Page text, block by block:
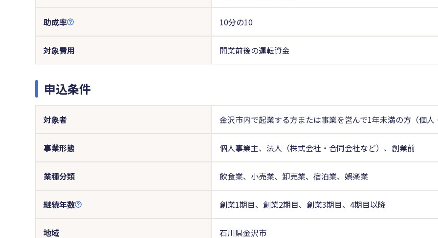
助成率 10分の10
対象費用 開業前後の運転資金
申込条件
対象者 金沢市内で起業する方または事業を営んで1年未満の方（個人
事業形態 個人事業主、法人（株式会社・合同会社など）、創業前
業種分類 飲食業、小売業、卸売業、宿泊業、娯楽業
継続年数 創業1期目、創業2期目、創業3期目、4期目以降
地域 石川県金沢市